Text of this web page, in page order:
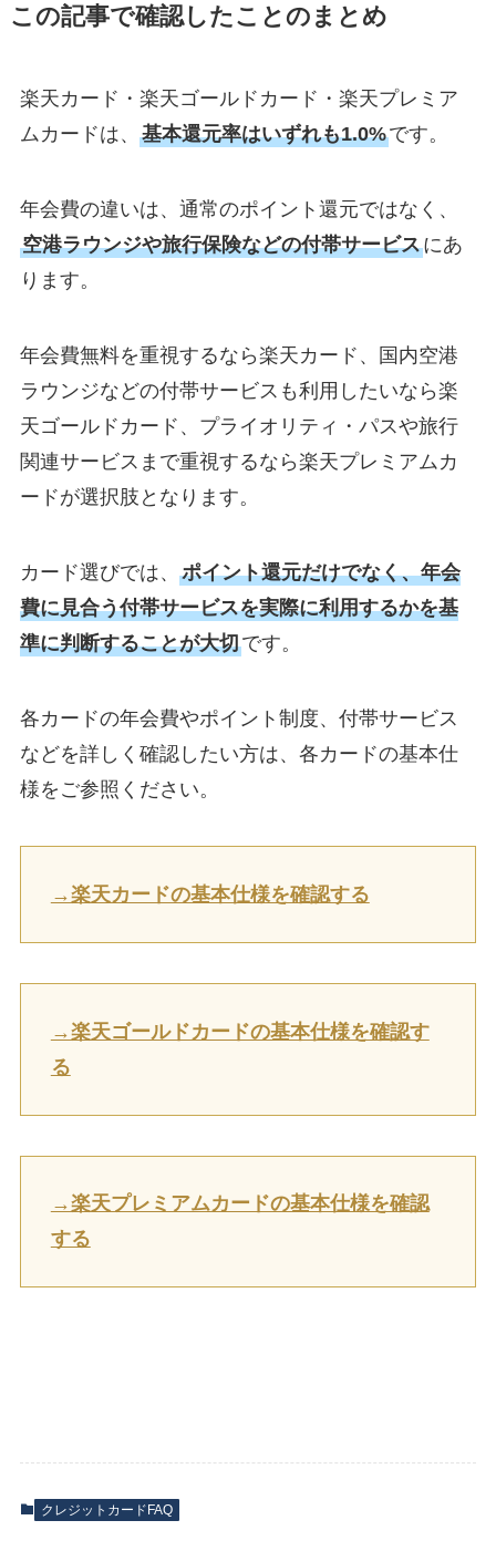
この記事で確認したことのまとめ
楽天カード・楽天ゴールドカード・楽天プレミア
ムカードは、 基本還元率はいずれも1.0%です。
年会費の違いは、通常のポイント還元ではなく、
空港ラウンジや旅行保険などの付帯サービスにあ
ります。
年会費無料を重視するなら楽天カード、国内空港
ラウンジなどの付帯サービスも利用したいなら楽
天ゴールドカード、プライオリティ・パスや旅行
関連サービスまで重視するなら楽天プレミアムカ
ードが選択肢となります。
カード選びでは、 ポイント還元だけでなく、年会
費に見合う付帯サービスを実際に利用するかを基
準に判断することが大切です。
各カードの年会費やポイント制度、付帯サービス
などを詳しく確認したい方は、各カードの基本仕
様をご参照ください。
→楽天カードの基本仕様を確認する
→楽天ゴールドカードの基本仕様を確認す
る
→楽天プレミアムカードの基本仕様を確認
する
クレジットカードFAQ